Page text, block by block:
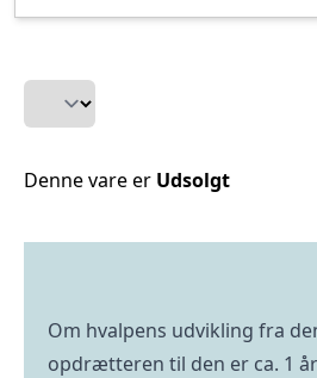
Denne vare er Udsolgt
Om hvalpens udvikling fra
opdrætteren til den er ca. 1